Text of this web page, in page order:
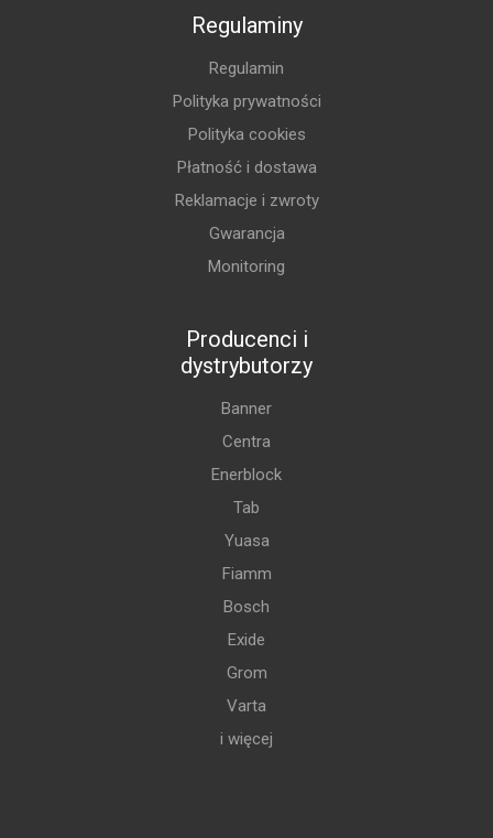
Regulaminy
Regulamin
Polityka prywatności
Polityka cookies
Płatność i dostawa
Reklamacje i zwroty
Gwarancja
Monitoring
Producenci i
dystrybutorzy
Banner
Centra
Enerblock
Tab
Yuasa
Fiamm
Bosch
Exide
Grom
Varta
i więcej